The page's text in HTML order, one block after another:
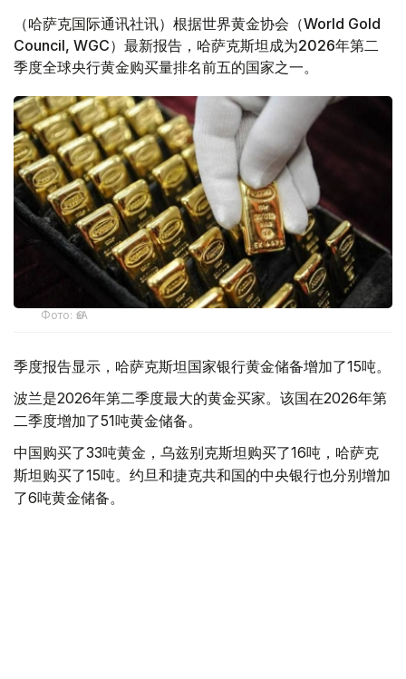
（哈萨克国际通讯社讯）根据世界黄金协会（World Gold
Council, WGC）最新报告，哈萨克斯坦成为2026年第二
季度全球央行黄金购买量排名前五的国家之一。
Фото: ӨзА
季度报告显示，哈萨克斯坦国家银行黄金储备增加了15吨。
波兰是2026年第二季度最大的黄金买家。该国在2026年第
二季度增加了51吨黄金储备。
中国购买了33吨黄金，乌兹别克斯坦购买了16吨，哈萨克
斯坦购买了15吨。约旦和捷克共和国的中央银行也分别增加
了6吨黄金储备。